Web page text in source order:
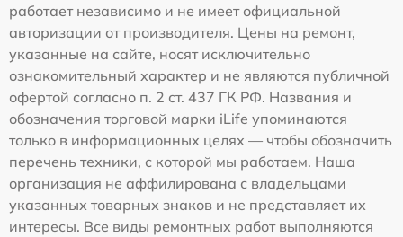
работает независимо и не имеет официальной
авторизации от производителя. Цены на ремонт,
указанные на сайте, носят исключительно
ознакомительный характер и не являются публичной
офертой согласно п. 2 ст. 437 ГК РФ. Названия и
обозначения торговой марки iLife упоминаются
только в информационных целях — чтобы обозначить
перечень техники, с которой мы работаем. Наша
организация не аффилирована с владельцами
указанных товарных знаков и не представляет их
интересы. Все виды ремонтных работ выполняются